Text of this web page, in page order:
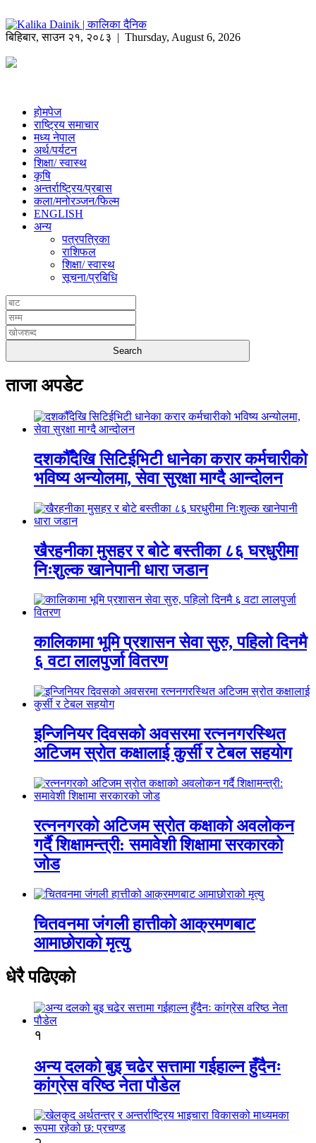
बिहिबार,साउन २१, २०८३ | Thursday, August 6, 2026
होमपेज
राष्ट्रिय समाचार
मध्य नेपाल
अर्थ/पर्यटन
शिक्षा/ स्वास्थ
कृषि
अन्तर्राष्ट्रिय/प्रबास
कला/मनोरञ्जन/फिल्म
ENGLISH
अन्य
पत्रपत्रिका
राशिफल
शिक्षा/ स्वास्थ
सूचना/प्रबिधि
ताजा अपडेट
दशकौँदेखि सिटिईभिटी धानेका करार कर्मचारीको
भविष्य अन्योलमा, सेवा सुरक्षा माग्दै आन्दोलन
खैरहनीका मुसहर र बोटे बस्तीका ८६ घरधुरीमा
निःशुल्क खानेपानी धारा जडान
कालिकामा भूमि प्रशासन सेवा सुरु, पहिलो दिनमै
६ वटा लालपुर्जा वितरण
इन्जिनियर दिवसको अवसरमा रत्ननगरस्थित
अटिजम स्रोत कक्षालाई कुर्सी र टेबल सहयोग
रत्ननगरको अटिजम स्रोत कक्षाको अवलोकन
गर्दै शिक्षामन्त्री: समावेशी शिक्षामा सरकारको
जोड
चितवनमा जंगली हात्तीको आक्रमणबाट
आमाछोराको मृत्यु
धेरै पढिएको
१
अन्य दलको बुइ चढेर सत्तामा गईहाल्न हुँदैनः
कांग्रेस वरिष्ठ नेता पौडेल